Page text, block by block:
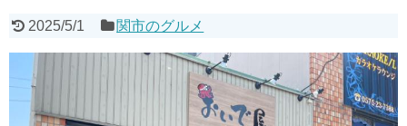
2025/5/1 関市のグルメ